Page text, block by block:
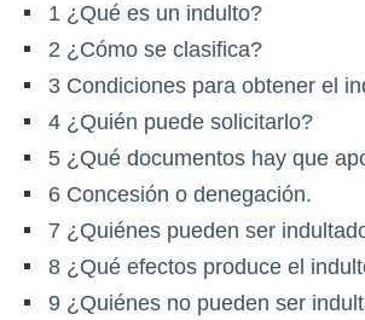
1 ¿Qué es un indulto?
2 ¿Cómo se clasifica?
3 Condiciones para obtener el
4 ¿Quién puede solicitarlo?
5 ¿Qué documentos hay que
6 Concesión o denegación.
7 ¿Quiénes pueden ser
8 ¿Qué efectos produce el
9 ¿Quiénes no pueden ser